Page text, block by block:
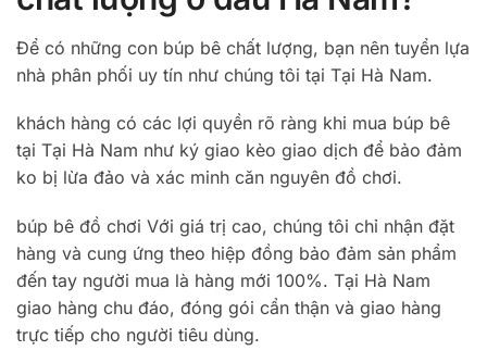
Để có những con búp bê chất lượng, bạn nên tuyển lựa
nhà phân phối uy tín như chúng tôi tại Tại Hà Nam.
khách hàng có các lợi quyền rõ ràng khi mua búp bê
tại Tại Hà Nam như ký giao kèo giao dịch để bảo đảm
ko bị lừa đảo và xác minh căn nguyên đồ chơi.
búp bê đồ chơi Với giá trị cao, chúng tôi chỉ nhận đặt
hàng và cung ứng theo hiệp đồng bảo đảm sản phẩm
đến tay người mua là hàng mới 100%. Tại Hà Nam
giao hàng chu đáo, đóng gói cẩn thận và giao hàng
trực tiếp cho người tiêu dùng.